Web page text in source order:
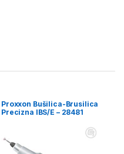
Proxxon Bušilica-Brusilica
Precizna IBS/E – 28481